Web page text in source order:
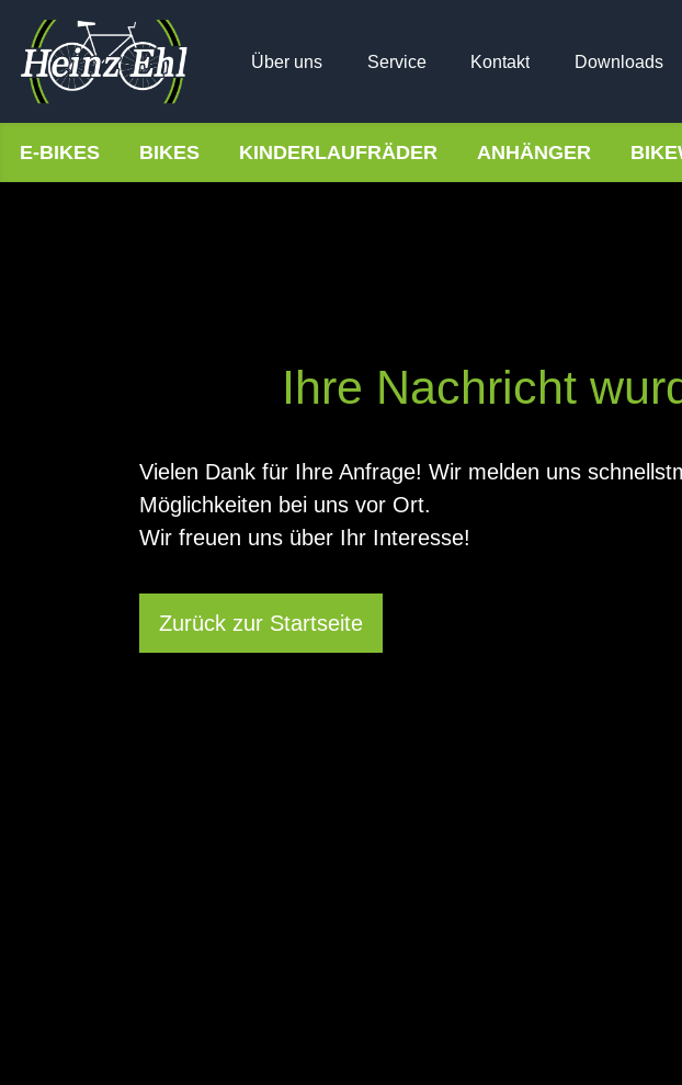
Über uns Service Kontakt Downloads
E-BIKES BIKES KINDERLAUFRÄDER ANHÄNGER
Ihre Nachricht
Vielen Dank für Ihre Anfrage! Wir melden uns
Möglichkeiten bei uns vor Ort.
Wir freuen uns über Ihr Interesse!
Zurück zur Startseite